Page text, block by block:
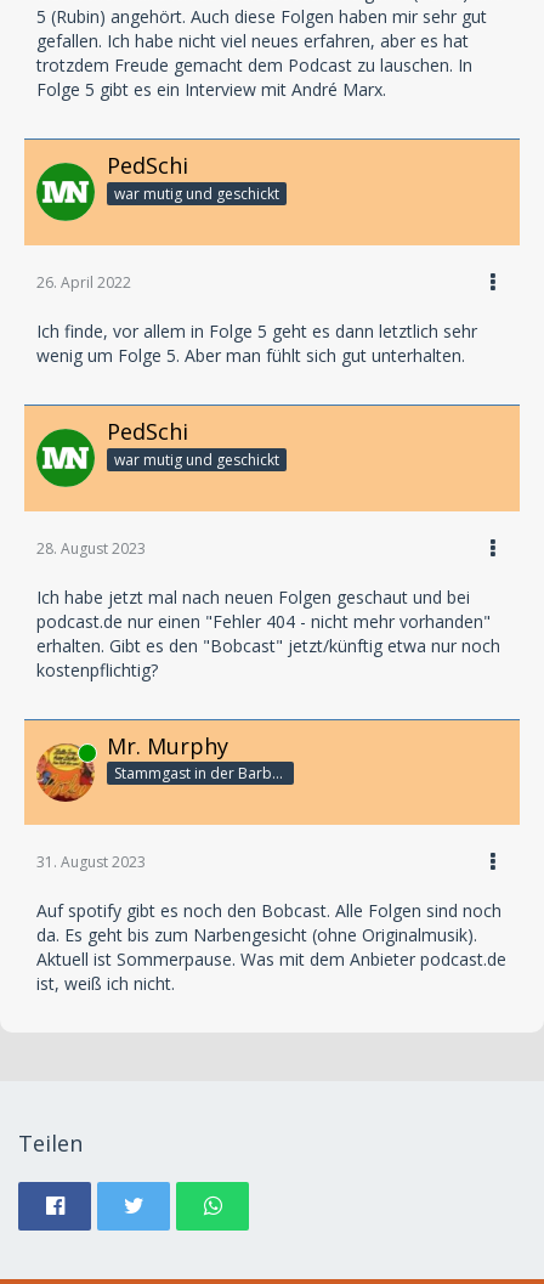
5 (Rubin) angehört. Auch diese Folgen haben mir sehr gut
gefallen. Ich habe nicht viel neues erfahren, aber es hat
trotzdem Freude gemacht dem Podcast zu lauschen. In
Folge 5 gibt es ein Interview mit André Marx.
PedSchi
war mutig und geschickt
26. April 2022
Ich finde, vor allem in Folge 5 geht es dann letztlich sehr
wenig um Folge 5. Aber man fühlt sich gut unterhalten.
PedSchi
war mutig und geschickt
28. August 2023
Ich habe jetzt mal nach neuen Folgen geschaut und bei
podcast.de nur einen "Fehler 404 - nicht mehr vorhanden"
erhalten. Gibt es den "Bobcast" jetzt/künftig etwa nur noch
kostenpflichtig?
Online Mr. Murphy
Stammgast in der Barbarabar
31. August 2023
Auf spotify gibt es noch den Bobcast. Alle Folgen sind noch
da. Es geht bis zum Narbengesicht (ohne Originalmusik).
Aktuell ist Sommerpause. Was mit dem Anbieter podcast.de
ist, weiß ich nicht.
Teilen